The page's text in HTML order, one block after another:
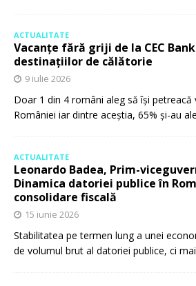
ACTUALITATE
Vacanțe fără griji de la CEC
destinațiilor de călătorie
9 iulie 2026
Doar 1 din 4 români aleg să își petreacă
României iar dintre aceștia, 65% și-au
ACTUALITATE
Leonardo Badea, Prim-
Dinamica datoriei publice în
consolidare fiscală
15 iunie 2026
Stabilitatea pe termen lung a unei
de volumul brut al datoriei publice, ci